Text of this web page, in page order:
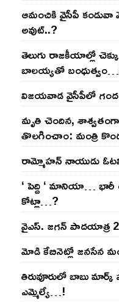
ఆమంచికి వైసీపీ కండువా
అవుట్‌..?
తెలుగు రాజ‌కీయాల్లో
బాల‌య్యతో
విజ‌య‌వాడ వైసీపీలో
మృతి చెందిన, శాశ్వతంగా
తొల‌గించాం: మంత్రి
రామ్మోహ‌న్ నాయుడు
‘ పెద్ది ‘ మానియా… భారీ
కోట్లా…?
వైఎస్‌. జ‌గ‌న్ పాద‌యాత్ర
మోడి కేబినెట్లో జ‌నసేన
తిరువూరులో బాబు
ఎమ్మెల్యే…!